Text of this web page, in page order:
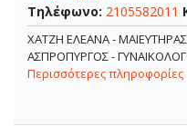
Τηλέφωνο: 2105582011
ΧΑΤΖΗ ΕΛΕΑΝΑ -
ΑΣΠΡΟΠΥΡΓΟΣ -
Περισσότερες πληροφορίες